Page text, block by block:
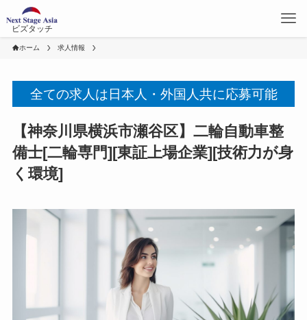
ビズタッチ
ホーム 求人情報
全ての求人は日本人・外国人共に応募可能
【神奈川県横浜市瀬谷区】二輪自動車整
備士[二輪専門][東証上場企業][技術力が身
く環境]